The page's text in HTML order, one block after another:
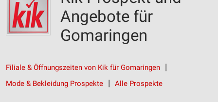
Angebote für
Gomaringen
Filiale & Öffnungszeiten von Kik für Gomaringen
Mode & Bekleidung Prospekte
Alle Prospekte